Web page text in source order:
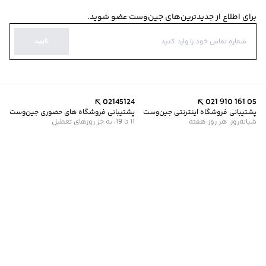
برای اطلاع از جدیدترین‌های جین‌وست عضو شوید.
تایید
021 910 161 05
پشتیبانی فروشگاه اینترنتی جین‌وست
شبانه‌روز، هر روز هفته
02145124
پشتیبانی فروشگاه های حضوری جین‌وست
11 تا 19، به جز روزهای تعطیل